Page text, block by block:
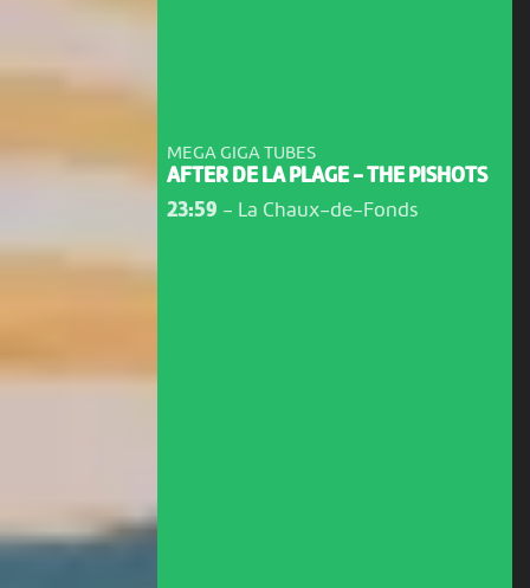
MEGA GIGA TUBES
AFTER DE LA PLAGE - THE PISHOTS
23:59 - La Chaux-de-Fonds